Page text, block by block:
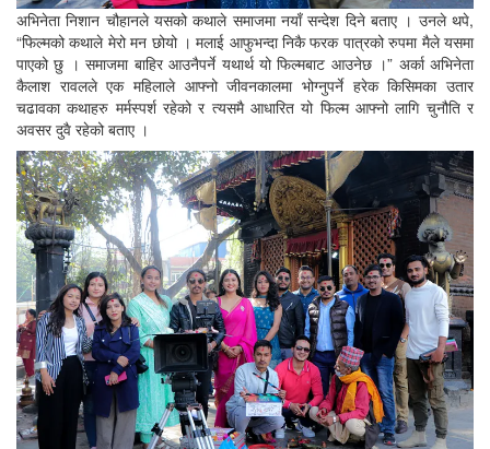
अभिनेता निशान चौहानले यसको कथाले समाजमा नयाँ सन्देश दिने बताए । उनले थपे,
“फिल्मको कथाले मेरो मन छोयो । मलाई आफुभन्दा निकै फरक पात्रको रुपमा मैले यसमा
पाएको छु । समाजमा बाहिर आउनैपर्ने यथार्थ यो फिल्मबाट आउनेछ ।” अर्का अभिनेता
कैलाश रावलले एक महिलाले आफ्नो जीवनकालमा भोग्नुपर्ने हरेक किसिमका उतार
चढावका कथाहरु मर्मस्पर्श रहेको र त्यसमै आधारित यो फिल्म आफ्नो लागि चुनौति र
अवसर दुवै रहेको बताए ।